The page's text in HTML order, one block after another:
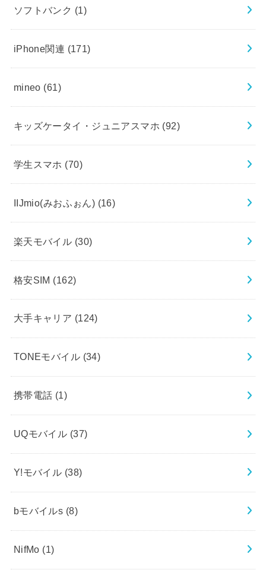
ソフトバンク (1)
iPhone関連 (171)
mineo (61)
キッズケータイ・ジュニアスマホ (92)
学生スマホ (70)
IIJmio(みおふぉん) (16)
楽天モバイル (30)
格安SIM (162)
大手キャリア (124)
TONEモバイル (34)
携帯電話 (1)
UQモバイル (37)
Y!モバイル (38)
bモバイルs (8)
NifMo (1)